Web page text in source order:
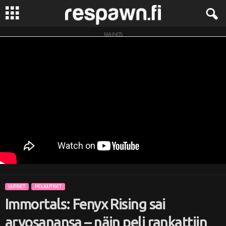
R
w
MAINOS
UUTISET PELIUUTISET
Immortals: Fenyx Rising sai
arvosanansa – näin peli rankattiin